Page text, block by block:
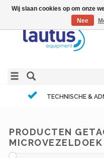
TECHNISCHE &
PRODUCTEN
MICROVEZELDOEK
Wij slaan cookies op om onze
Nee